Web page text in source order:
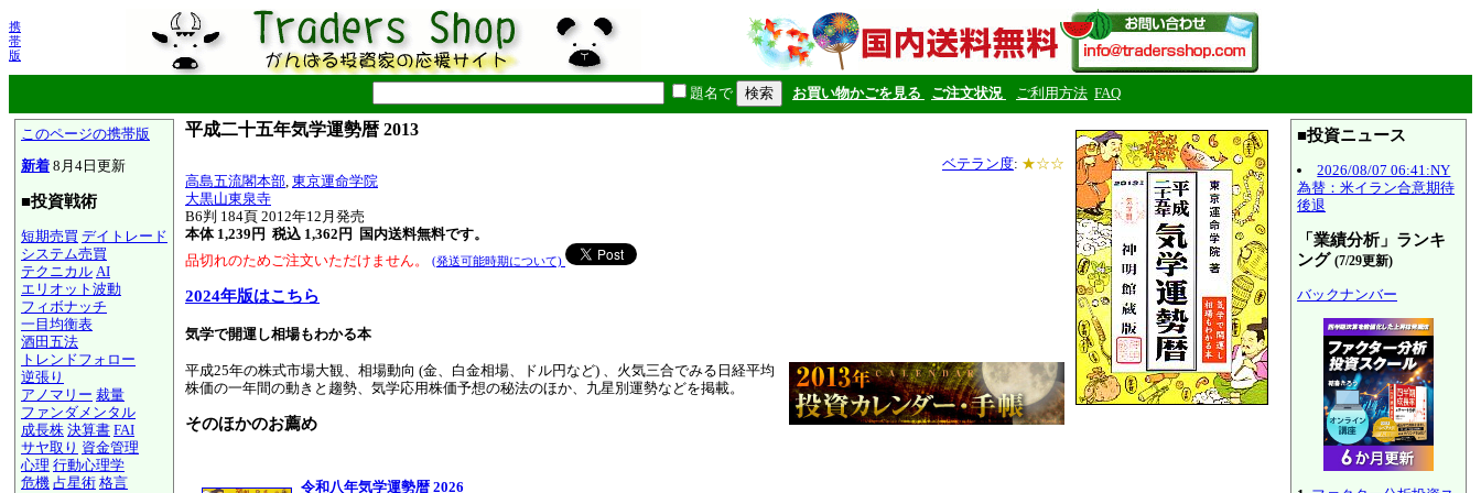
携
帯
版
題名で お買い物かごを見る ご注文状況 ご利用方法 FAQ
このページの携帯版
新着 8月4日更新
■投資戦術
短期売買 デイトレード
システム売買
テクニカル AI
エリオット波動
フィボナッチ
一目均衡表
酒田五法
トレンドフォロー
逆張り
アノマリー 裁量
ファンダメンタル
成長株 決算書 FAI
サヤ取り 資金管理
心理 行動心理学
危機 占星術 格言
平成二十五年気学運勢暦 2013
ベテラン度: ★☆☆
高島五流閣本部, 東京運命学院
大黒山東泉寺
B6判 184頁 2012年12月発売
本体 1,239円 税込 1,362円
国内送料無料です。
品切れのためご注文いただけません。
(発送可能時期について)
2024年版はこちら
気学で開運し相場もわかる本
平成25年の株式市場大観、相場動向 (金、白金相場、ドル円など) 、火気三合でみる日経平均
株価の一年間の動きと趨勢、気学応用株価予想の秘法のほか、九星別運勢などを掲載。
そのほかのお薦め
令和八年気学運勢暦 2026
■投資ニュース
2026/08/07 06:41:NY
為替：米イラン合意期待
後退
「業績分析」ランキ
ング (7/29更新)
バックナンバー